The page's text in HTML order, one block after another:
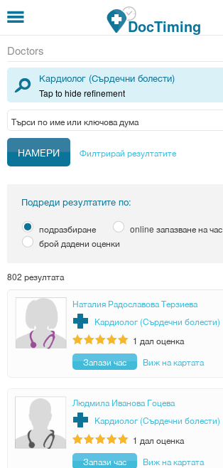
Премини към основното съдържание
DocTiming
Doctors
Кардиолог (Сърдечни болести)
Tap to hide refinement
Филтрирай резултатите
Подреди резултатите по:
подразбиране
online запазване на час
брой дадени оценки
802 резултата
Наталия Радославова Терзиева
Кардиолог (Сърдечни болести)
1 дал оценка
Запази час
Виж на картата
Людмила Иванова Гоцева
Кардиолог (Сърдечни болести)
1 дал оценка
Запази час
Виж на картата